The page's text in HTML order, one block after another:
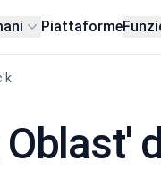
Piattaforme